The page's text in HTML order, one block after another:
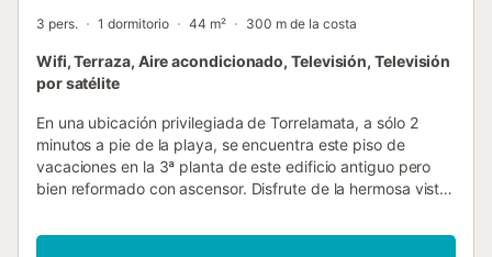
3 pers. 1 dormitorio 44 m² 300 m de la costa
Wifi, Terraza, Aire acondicionado, Televisión, Televisión
por satélite
En una ubicación privilegiada de Torrelamata, a sólo 2
minutos a pie de la playa, se encuentra este piso de
vacaciones en la 3ª planta de este edificio antiguo pero
bien reformado con ascensor. Disfrute de la hermosa vista
edificio. Con mobiliario práctico y cerca del paseo marítimo